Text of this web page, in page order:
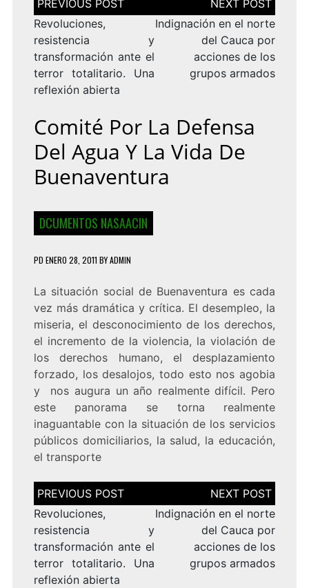
de
entradas
Revoluciones,
resistencia y
transformación ante el
terror totalitario. Una
reflexión abierta
Indignación en el norte
del Cauca por
acciones de los
grupos armados
Comité Por La Defensa
Del Agua Y La Vida De
Buenaventura
DCUMENTOS NASAACIN
PD ENERO 28, 2011 BYADMIN
La situación social de Buenaventura es cada
vez más dramática y crítica. El desempleo, la
miseria, el desconocimiento de los derechos,
el incremento de la violencia, la violación de
los derechos humano, el desplazamiento
forzado, los desalojos, todo esto nos agobia
y nos augura un año realmente difícil. Pero
este panorama se torna realmente
inaguantable con la situación de los servicios
públicos domiciliarios, la salud, la educación,
el transporte
Navegación
de
entradas
Revoluciones,
resistencia y
transformación ante el
terror totalitario. Una
reflexión abierta
Indignación en el norte
del Cauca por
acciones de los
grupos armados